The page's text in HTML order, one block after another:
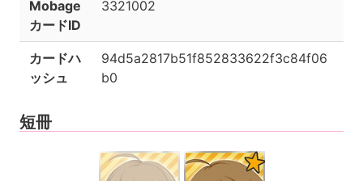
Mobage
カードID
3321002
カードハ
ッシュ
94d5a2817b51f852833622f3c84f06
b0
短冊